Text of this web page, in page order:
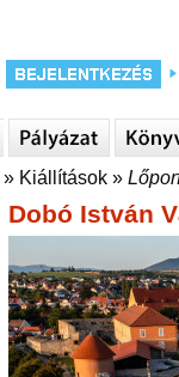
» Kiállítások »
Dobó István